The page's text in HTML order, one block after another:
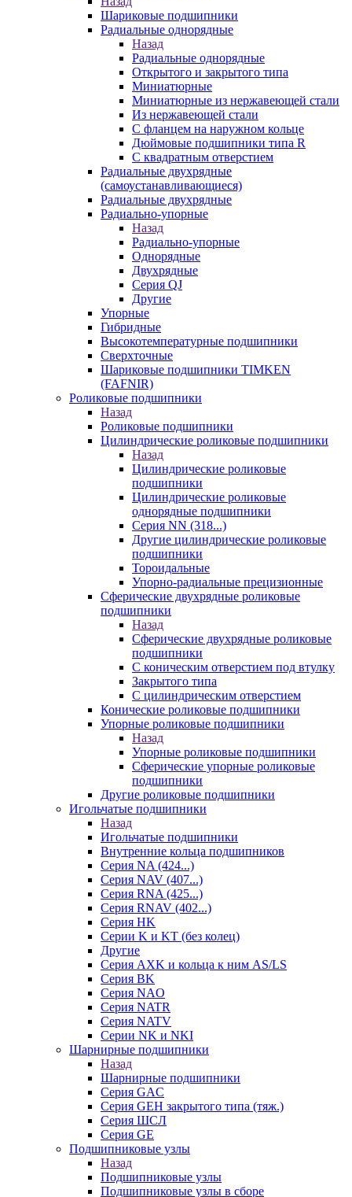
Шариковые подшипники
Радиальные однорядные
Назад
Радиальные однорядные
Открытого и закрытого типа
Миниатюрные
Миниатюрные из нержавеющей стали
Из нержавеющей стали
С фланцем на наружном кольце
Дюймовые подшипники типа R
С квадратным отверстием
Радиальные двухрядные
(самоустанавливающиеся)
Радиальные двухрядные
Радиально-упорные
Назад
Радиально-упорные
Однорядные
Двухрядные
Серия QJ
Другие
Упорные
Гибридные
Высокотемпературные подшипники
Сверхточные
Шариковые подшипники TIMKEN
(FAFNIR)
Роликовые подшипники
Назад
Роликовые подшипники
Цилиндрические роликовые подшипники
Назад
Цилиндрические роликовые
подшипники
Цилиндрические роликовые
однорядные подшипники
Серия NN (318...)
Другие цилиндрические роликовые
подшипники
Тороидальные
Упорно-радиальные прецизионные
Сферические двухрядные роликовые
подшипники
Назад
Сферические двухрядные роликовые
подшипники
С коническим отверстием под втулку
Закрытого типа
С цилиндрическим отверстием
Конические роликовые подшипники
Упорные роликовые подшипники
Назад
Упорные роликовые подшипники
Сферические упорные роликовые
подшипники
Другие роликовые подшипники
Игольчатые подшипники
Назад
Игольчатые подшипники
Внутренние кольца подшипников
Серия NA (424...)
Серия NAV (407...)
Серия RNA (425...)
Серия RNAV (402...)
Серия HK
Серии K и KT (без колец)
Другие
Серия AXK и кольца к ним AS/LS
Серия BK
Серия NAO
Серия NATR
Серия NATV
Серии NK и NKI
Шарнирные подшипники
Назад
Шарнирные подшипники
Серия GAC
Серия GEH закрытого типа (тяж.)
Серия ШСЛ
Серия GE
Подшипниковые узлы
Назад
Подшипниковые узлы
Подшипниковые узлы в сборе